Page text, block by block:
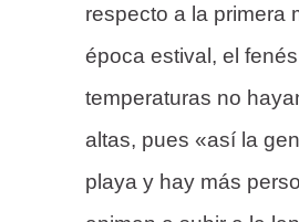
respecto a la primera
época estival, el
temperaturas no
altas, pues «así la
playa y hay más